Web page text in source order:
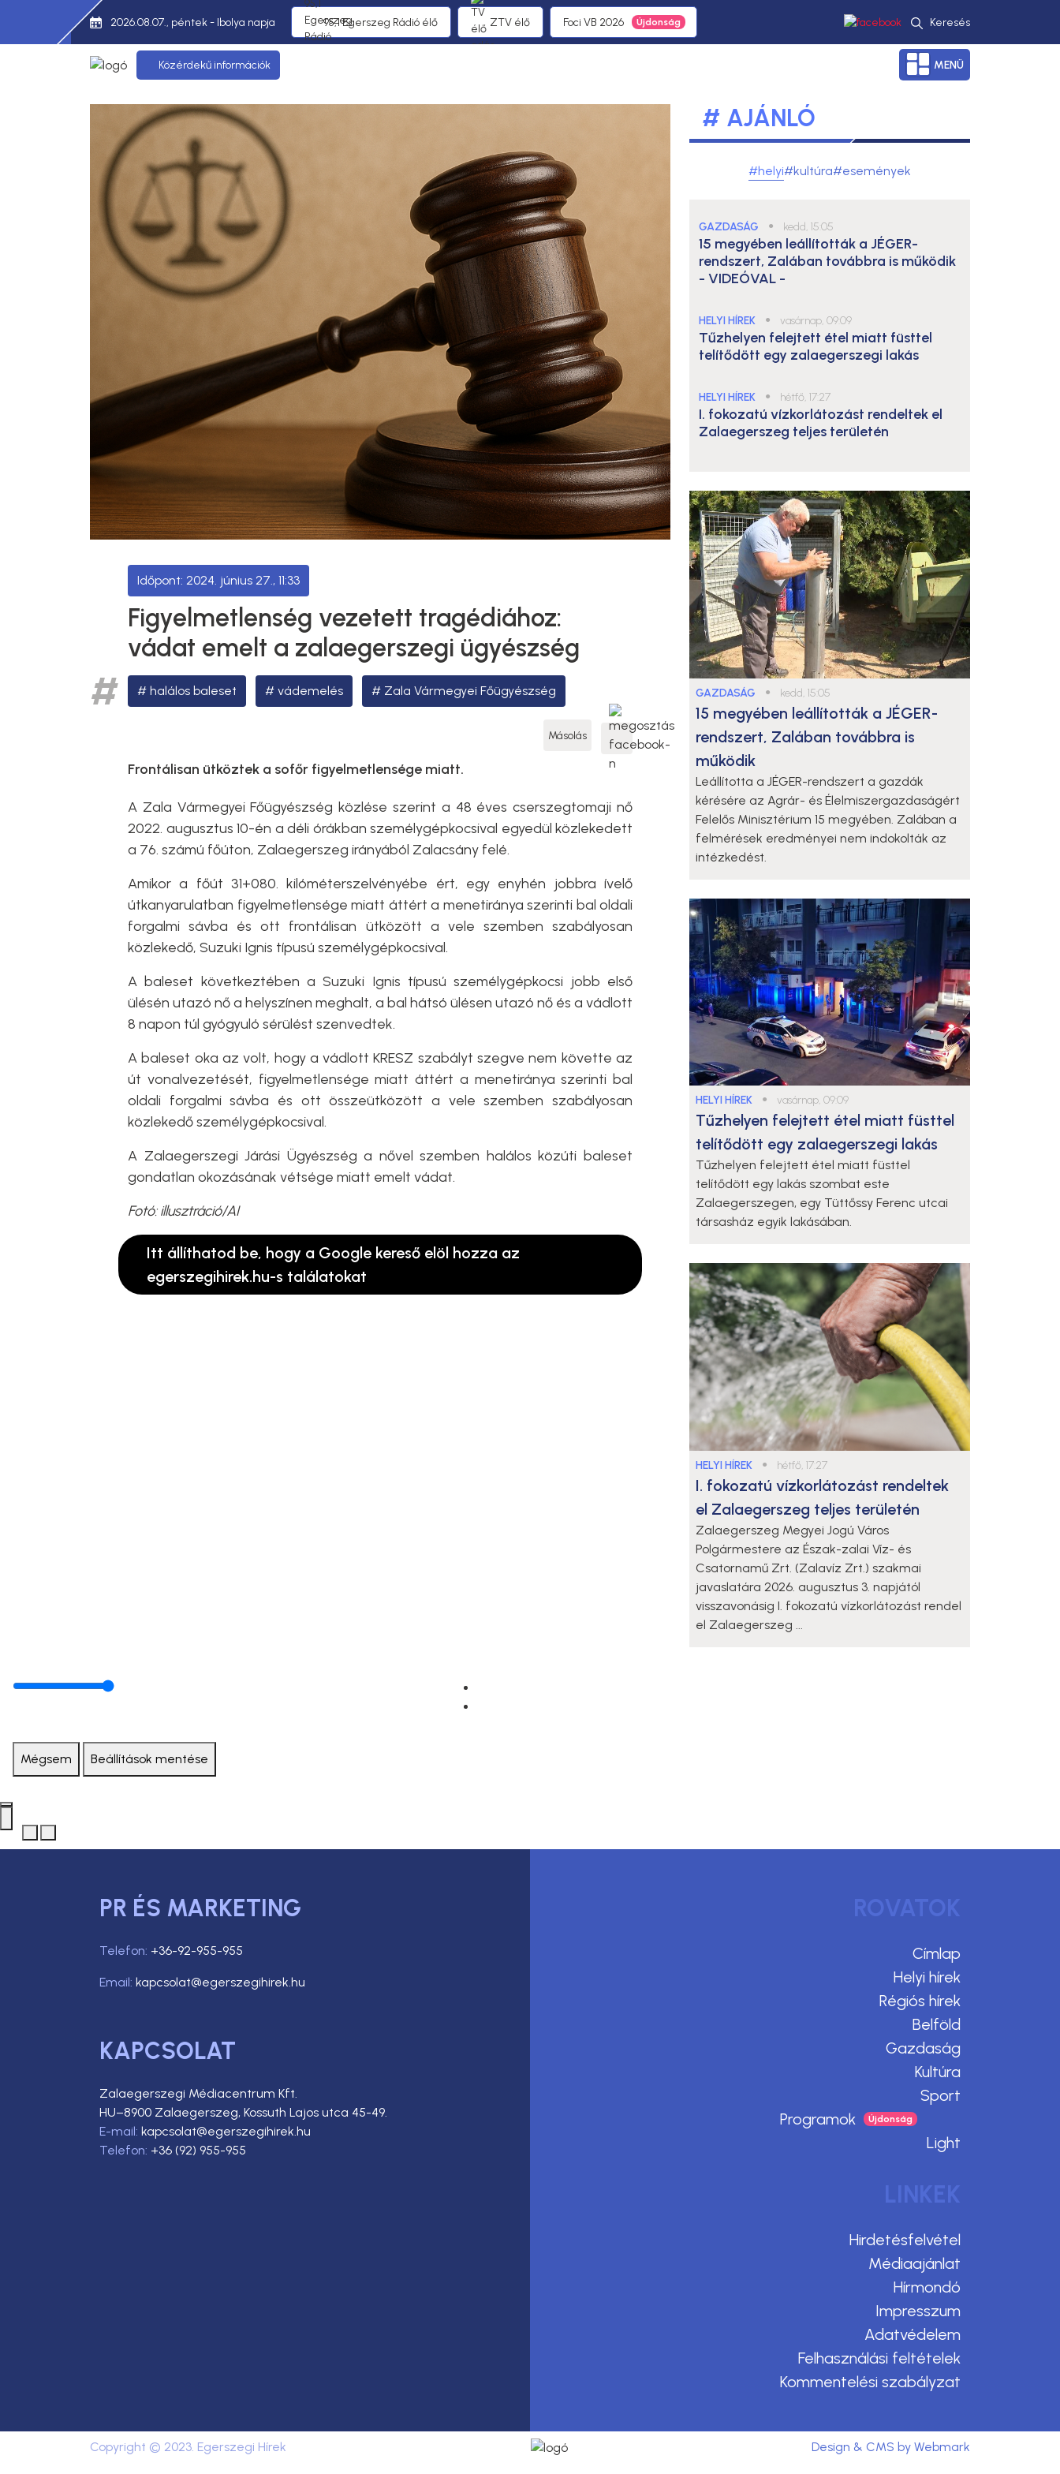
2026.08.07., péntek - Ibolya napja 95,1 Egerszeg Rádió élő ZTV élő Foci VB 2026 Keresés
Közérdekű információk MENÜ
2024. június 27., 11:33
Figyelmetlenség vezetett tragédiához:
vádat emelt a zalaegerszegi ügyészség
halálos baleset vádemelés Zala Vármegyei Főügyészség
Másolás
Frontálisan ütköztek a sofőr figyelmetlensége miatt.
A Zala Vármegyei Főügyészség közlése szerint a 48 éves cserszegtomaji nő
2022. augusztus 10-én a déli órákban személygépkocsival egyedül közlekedett
a 76. számú főúton, Zalaegerszeg irányából Zalacsány felé.
Amikor a főút 31+080. kilóméterszelvényébe ért, egy enyhén jobbra ívelő
útkanyarulatban figyelmetlensége miatt áttért a menetiránya szerinti bal oldali
forgalmi sávba és ott frontálisan ütközött a vele szemben szabályosan
közlekedő, Suzuki Ignis típusú személygépkocsival.
A baleset következtében a Suzuki Ignis típusú személygépkocsi jobb első
ülésén utazó nő a helyszínen meghalt, a bal hátsó ülésen utazó nő és a vádlott
8 napon túl gyógyuló sérülést szenvedtek.
A baleset oka az volt, hogy a vádlott KRESZ szabályt szegve nem követte az
út vonalvezetését, figyelmetlensége miatt áttért a menetiránya szerinti bal
oldali forgalmi sávba és ott összeütközött a vele szemben szabályosan
közlekedő személygépkocsival.
A Zalaegerszegi Járási Ügyészség a nővel szemben halálos közúti baleset
gondatlan okozásának vétsége miatt emelt vádat.
Fotó: illusztráció/AI
Itt állíthatod be, hogy a Google kereső elöl hozza az
egerszegihirek.hu-s találatokat
# AJÁNLÓ
#helyi#kultúra#események
GAZDASÁG ● kedd, 15:05
15 megyében leállították a JÉGER-
rendszert, Zalában továbbra is működik
- VIDEÓVAL -
HELYI HÍREK ● vasárnap, 09:09
Tűzhelyen felejtett étel miatt füsttel
telítődött egy zalaegerszegi lakás
HELYI HÍREK ● hétfő, 17:27
I. fokozatú vízkorlátozást rendeltek el
Zalaegerszeg teljes területén
GAZDASÁG ● kedd, 15:05
15 megyében leállították a JÉGER-
rendszert, Zalában továbbra is
működik
Leállította a JÉGER-rendszert a gazdák
kérésére az Agrár- és Élelmiszergazdaságért
Felelős Minisztérium 15 megyében. Zalában a
felmérések eredményei nem indokolták az
intézkedést.
HELYI HÍREK ● vasárnap, 09:09
Tűzhelyen felejtett étel miatt füsttel
telítődött egy zalaegerszegi lakás
Tűzhelyen felejtett étel miatt füsttel
telítődött egy lakás szombat este
Zalaegerszegen, egy Tüttőssy Ferenc utcai
társasház egyik lakásában.
HELYI HÍREK ● hétfő, 17:27
I. fokozatú vízkorlátozást rendeltek
el Zalaegerszeg teljes területén
Zalaegerszeg Megyei Jogú Város
Polgármestere az Észak-zalai Víz- és
Csatornamű Zrt. (Zalavíz Zrt.) szakmai
javaslatára 2026. augusztus 3. napjától
visszavonásig I. fokozatú vízkorlátozást rendel
el Zalaegerszeg ...
Mégsem Beállítások mentése
PR ÉS MARKETING
Telefon: +36-92-955-955
Email: kapcsolat@egerszegihirek.hu
KAPCSOLAT
Zalaegerszegi Médiacentrum Kft.
HU–8900 Zalaegerszeg, Kossuth Lajos utca 45-49.
E-mail: kapcsolat@egerszegihirek.hu
Telefon: +36 (92) 955-955
ROVATOK
Címlap
Helyi hírek
Régiós hírek
Belföld
Gazdaság
Kultúra
Sport
Programok
Light
LINKEK
Hirdetésfelvétel
Médiaajánlat
Hírmondó
Impresszum
Adatvédelem
Felhasználási feltételek
Kommentelési szabályzat
Copyright © 2023. Egerszegi Hírek Design & CMS by Webmark